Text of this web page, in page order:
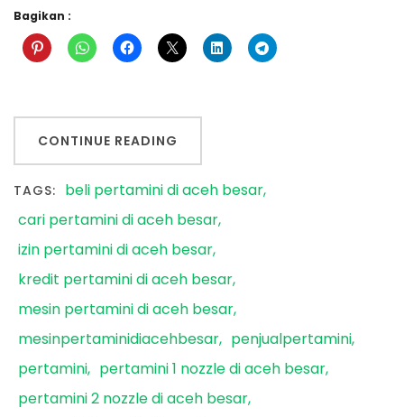
Bagikan :
CONTINUE READING
TAGS: beli pertamini di aceh besar
cari pertamini di aceh besar
izin pertamini di aceh besar
kredit pertamini di aceh besar
mesin pertamini di aceh besar
mesinpertaminidiacehbesar
penjualpertamini
pertamini
pertamini 1 nozzle di aceh besar
pertamini 2 nozzle di aceh besar